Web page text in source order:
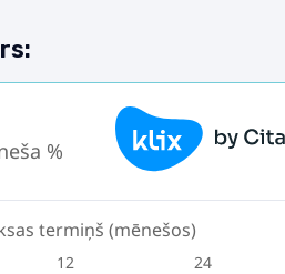
%
termiņš (mēnešos)
12 24